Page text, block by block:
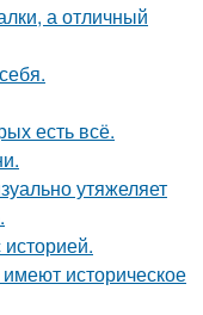
а отличный
есть всё.
утяжеляет
историческое